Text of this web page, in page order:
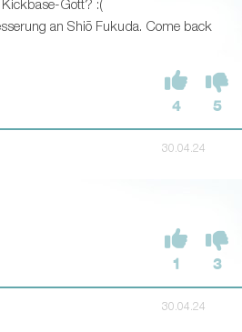
Gott? :(
an Shiō Fukuda. Come back
4 5
30.04.24
1 3
30.04.24